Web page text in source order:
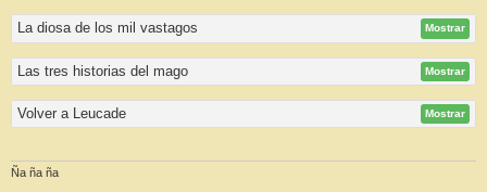
La diosa de los mil vastagos Mostrar
Las tres historias del mago Mostrar
Volver a Leucade Mostrar
Ña ña ña